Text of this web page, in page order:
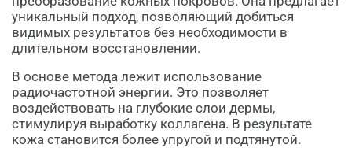
уникальный подход, позволяющий добиться
видимых результатов без необходимости в
длительном восстановлении.
В основе метода лежит использование
радиочастотной энергии. Это позволяет
воздействовать на глубокие слои дермы,
стимулируя выработку коллагена. В результате
кожа становится более упругой и подтянутой.